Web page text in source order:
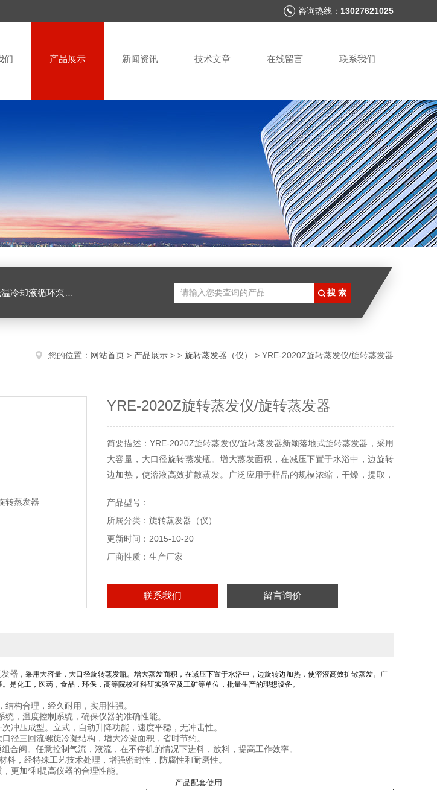
咨询热线： 13027621025
们 产品展示 新闻资讯 技术文章 在线留言 联系我们
转蒸发器等实验仪器
您的位置： 网站首页 > 产品展示 > > 旋转蒸发器（仪） > YRE-2020Z旋转蒸发仪/旋转蒸发器
YRE-2020Z旋转蒸发仪/旋转蒸发器
简要描述：YRE-2020Z旋转蒸发仪/旋转蒸发器新颖落地式旋转蒸发器，采用
大容量，大口径旋转蒸发瓶。增大蒸发面积，在减压下置于水浴中，边旋转
边加热，使溶液高效扩散蒸发。广泛应用于样品的规模浓缩，干燥，提取，
位，批量生产的理想设备。
产品型号：
所属分类：旋转蒸发器（仪）
更新时间：2015-10-20
厂商性质：生产厂家
联系我们 留言询价
器 ，采用大容量，大口径旋转蒸发瓶。增大蒸发面积，在减压下置于水浴中，边旋转边加热，使溶液高效扩散蒸发。广
是化工，医药，食品，环保，高等院校和科研实验室及工矿等单位，批量生产的理想设备。
构合理，经久耐用，实用性强。
，温度控制系统，确保仪器的准确性能。
冲压成型。立式，自动升降功能，速度平稳，无冲击性。
径三回流螺旋冷凝结构，增大冷凝面积，省时节约。
合阀。任意控制气流，液流，在不停机的情况下进料，放料，提高工作效率。
料，经特殊工艺技术处理，增强密封性，防腐性和耐磨性。
更加*和提高仪器的合理性能。
产品配套使用